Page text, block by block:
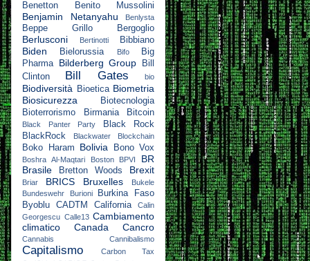
Benetton
Benito Mussolini
Benjamin Netanyahu Benlysta
Beppe Grillo Bergoglio
Berlusconi Bertinotti Bibbiano
Biden Bielorussia Bifo
Big
Pharma
Bilderberg Group
Bill
Clinton
Bill Gates bio
Biodiversità Bioetica Biometria
Biosicurezza
Biotecnologia
Bioterrorismo
Birmania Bitcoin
Black Panter Party
Black Rock
BlackRock
Blackwater Blockchain
Boko Haram Bolivia Bono Vox
Boshra Al-Maqtari Boston BPVI
BR
Brasile
Bretton Woods Brexit
Briar BRICS Bruxelles
Bukele
Bundeswehr
Burioni
Burkina Faso
Byoblu
CADTM California
Calin
Georgescu Calle13 Cambiamento
climatico
Canada Cancro
Cannabis Cannibalismo
Capitalismo
Carbon Tax